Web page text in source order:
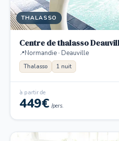
THALASSO
Centre de thalasso
Normandie · Deauville
Thalasso 1 nuit
à partir de
449€ /pers.